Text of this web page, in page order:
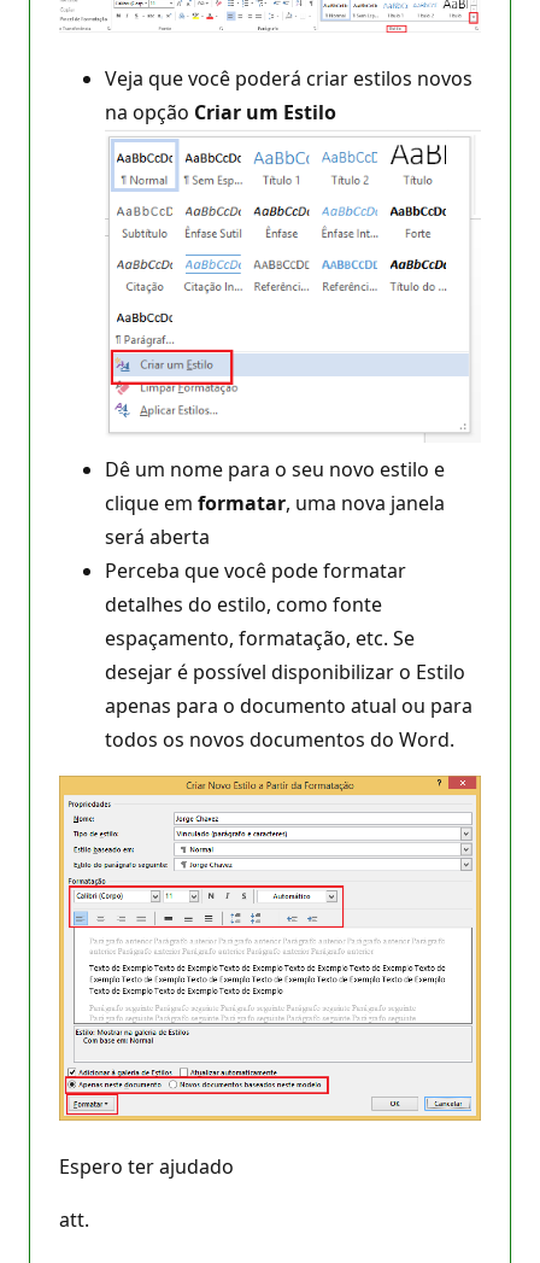
Veja que você poderá criar estilos novos
na opção Criar um Estilo
Dê um nome para o seu novo estilo e
clique em formatar, uma nova janela
será aberta
Perceba que você pode formatar
detalhes do estilo, como fonte
espaçamento, formatação, etc. Se
desejar é possível disponibilizar o Estilo
apenas para o documento atual ou para
todos os novos documentos do Word.
Espero ter ajudado
att.